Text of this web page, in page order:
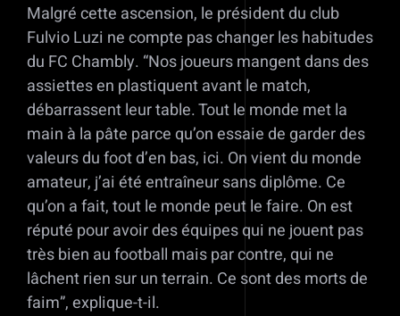
Malgré cette ascension, le président du club
Fulvio Luzi ne compte pas changer les habitudes
du FC Chambly. “Nos joueurs mangent dans des
assiettes en plastiquent avant le match,
débarrassent leur table. Tout le monde met la
main à la pâte parce qu’on essaie de garder des
valeurs du foot d’en bas, ici. On vient du monde
amateur, j’ai été entraîneur sans diplôme. Ce
qu’on a fait, tout le monde peut le faire. On est
réputé pour avoir des équipes qui ne jouent pas
très bien au football mais par contre, qui ne
lâchent rien sur un terrain. Ce sont des morts de
faim”, explique-t-il.